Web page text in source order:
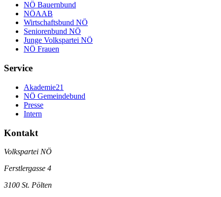
NÖ Bauernbund
NÖAAB
Wirtschaftsbund NÖ
Seniorenbund NÖ
Junge Volkspartei NÖ
NÖ Frauen
Service
Akademie21
NÖ Gemeindebund
Presse
Intern
Kontakt
Volkspartei NÖ
Ferstlergasse 4
3100 St. Pölten